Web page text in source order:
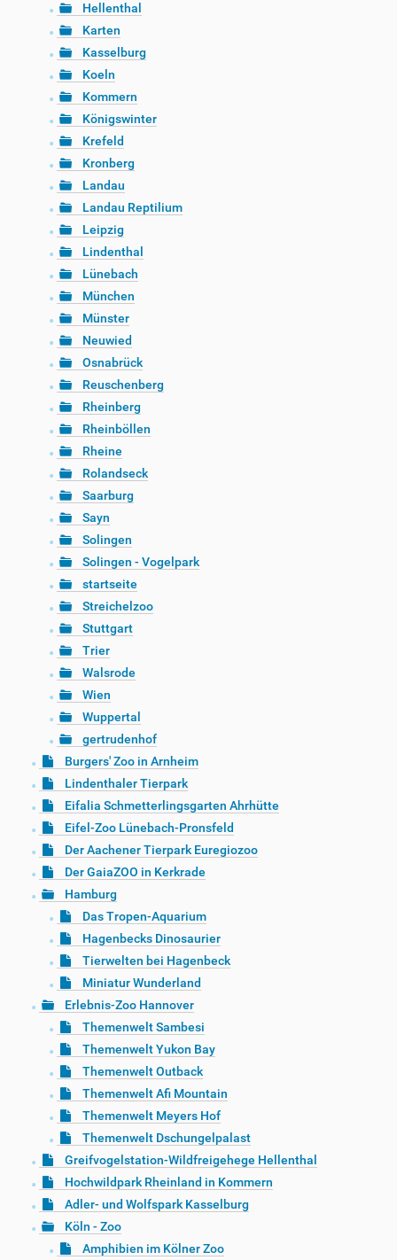
Hellenthal
Karten
Kasselburg
Koeln
Kommern
Königswinter
Krefeld
Kronberg
Landau
Landau Reptilium
Leipzig
Lindenthal
Lünebach
München
Münster
Neuwied
Osnabrück
Reuschenberg
Rheinberg
Rheinböllen
Rheine
Rolandseck
Saarburg
Sayn
Solingen
Solingen - Vogelpark
startseite
Streichelzoo
Stuttgart
Trier
Walsrode
Wien
Wuppertal
gertrudenhof
Burgers' Zoo in Arnheim
Lindenthaler Tierpark
Eifalia Schmetterlingsgarten Ahrhütte
Eifel-Zoo Lünebach-Pronsfeld
Der Aachener Tierpark Euregiozoo
Der GaiaZOO in Kerkrade
Hamburg
Das Tropen-Aquarium
Hagenbecks Dinosaurier
Tierwelten bei Hagenbeck
Miniatur Wunderland
Erlebnis-Zoo Hannover
Themenwelt Sambesi
Themenwelt Yukon Bay
Themenwelt Outback
Themenwelt Afi Mountain
Themenwelt Meyers Hof
Themenwelt Dschungelpalast
Greifvogelstation-Wildfreigehege Hellenthal
Hochwildpark Rheinland in Kommern
Adler- und Wolfspark Kasselburg
Köln - Zoo
Amphibien im Kölner Zoo